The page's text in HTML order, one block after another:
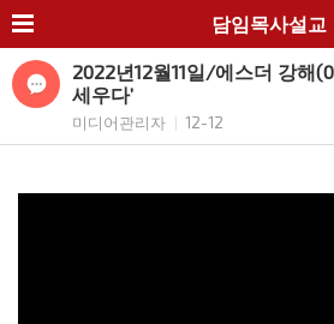
담임목사설교
2022년12월11일/에스더 강해
세우다’
미디어관리자 12-12